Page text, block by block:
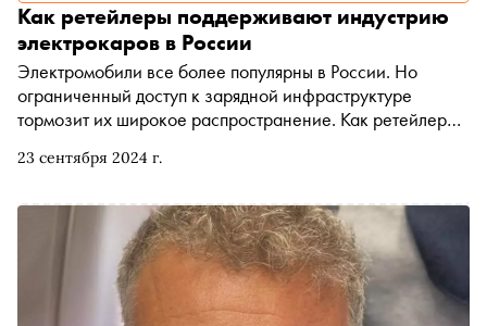
23 сентября 2024 г.
Как ретейлеры поддерживают индустрию
электрокаров в России
Электромобили все более популярны в России. Но
ограниченный доступ к зарядной инфраструктуре
тормозит их широкое распространение. Как ретейлеры
владельцах более экологичных машин — в материале